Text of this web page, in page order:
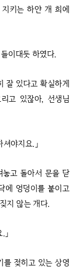
키는 하얀 개 희에
이대듯 하였다.
잘 있다고 확실하게
고 있잖아, 선생님
야지요.」
놓고 돌아서 문을 닫
에 엉덩이를 붙이고
지 않는 개다.
를 젖히고 있는 상영